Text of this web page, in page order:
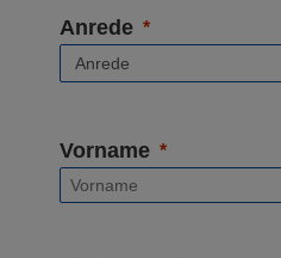
Anrede
Vorname